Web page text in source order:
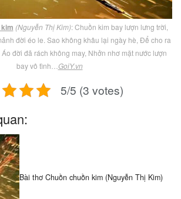
(Nguyễn Thị Kim): Chuồn kim bay lượn lưng trời,
đời éo le. Sao không khâu lại ngày hè, Để cho ra
đời đã rách không may, Nhởn nhơ mặt nước lượn
bay vô tình… GoiY.vn
5/5 (3 votes)
Bài thơ Chuồn chuồn kim (Nguyễn Thị Kim)